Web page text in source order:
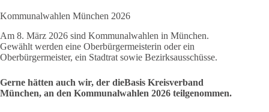
Kommunalwahlen München 2026
Am 8. März 2026 sind Kommunalwahlen in München.
Gewählt werden eine Oberbürgermeisterin oder ein
Oberbürgermeister, ein Stadtrat sowie Bezirksausschüsse.
Gerne hätten auch wir, der dieBasis Kreisverband
München, an den Kommunalwahlen 2026 teilgenommen.